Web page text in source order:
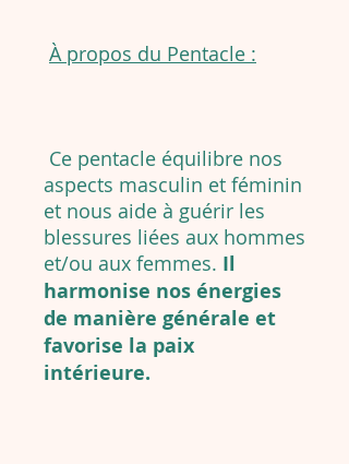
À propos du Pentacle :
Ce pentacle équilibre nos
aspects masculin et féminin
et nous aide à guérir les
blessures liées aux hommes
et/ou aux femmes. Il
harmonise nos énergies
de manière générale et
favorise la paix
intérieure.